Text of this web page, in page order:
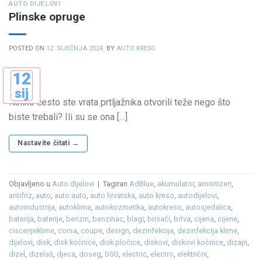
AUTO DIJELOVI
Plinske opruge
POSTED ON 12. SIJEČNJA 2024. BY AUTO KRESO
12
sij
Koliko često ste vrata prtljažnika otvorili teže nego što
biste trebali? Ili su se ona […]
Nastavite čitati →
Objavljeno u Auto dijelovi | Tagiran AdBlue akumulator, amortizeri
antifriz auto auto auto auto hrvatska auto kreso autodijelovi
autoindustrija autoklima autokozmetika autokreso autosjedalica
baterija baterije benzin benzinac blagi brisači brtva cijena cijene
ciscenjeklime corsa coupe design dezinfekcija dezinfekcija klime
dijelovi disk disk kočnice disk pločice diskovi diskovi kočnice dizajn
dizel dizelaš djeca doseg DSG electric electro električni